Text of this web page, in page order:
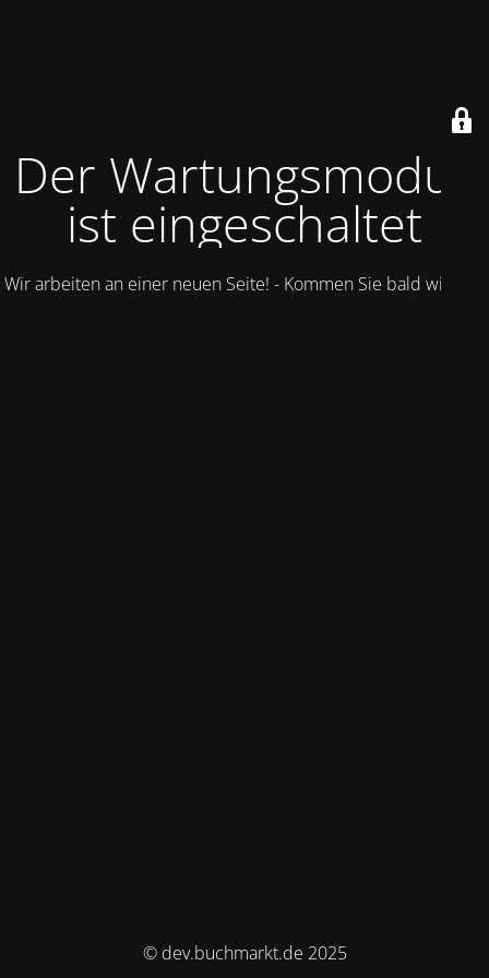
Der Wartungsmodus
ist eingeschaltet
Wir arbeiten an einer neuen Seite! - Kommen Sie bald wieder.
© dev.buchmarkt.de 2025